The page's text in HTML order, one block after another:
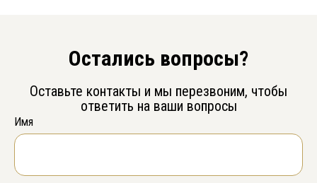
Остались вопросы?
Оставьте контакты и мы перезвоним, чтобы
ответить на ваши вопросы
Имя